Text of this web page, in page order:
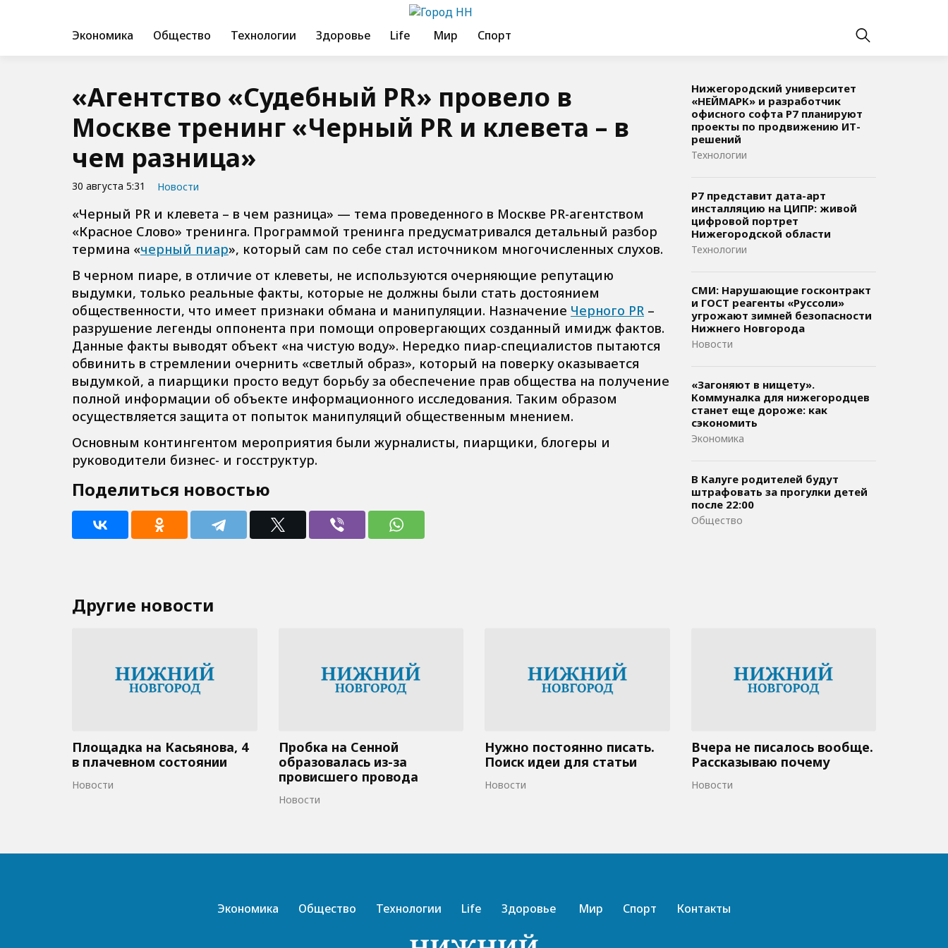
Экономика Общество Технологии Здоровье Life Мир Спорт
«Агентство «Судебный PR» провело в
Москве тренинг «Черный PR и клевета – в
чем разница»
30 августа 5:31 Новости
«Черный PR и клевета – в чем разница» — тема проведенного в Москве PR-агентством
«Красное Слово» тренинга. Программой тренинга предусматривался детальный разбор
термина «черный пиар», который сам по себе стал источником многочисленных слухов.
В черном пиаре, в отличие от клеветы, не используются очерняющие репутацию
выдумки, только реальные факты, которые не должны были стать достоянием
общественности, что имеет признаки обмана и манипуляции. Назначение Черного PR –
разрушение легенды оппонента при помощи опровергающих созданный имидж фактов.
Данные факты выводят объект «на чистую воду». Нередко пиар-специалистов пытаются
обвинить в стремлении очернить «светлый образ», который на поверку оказывается
выдумкой, а пиарщики просто ведут борьбу за обеспечение прав общества на получение
полной информации об объекте информационного исследования. Таким образом
осуществляется защита от попыток манипуляций общественным мнением.
Основным контингентом мероприятия были журналисты, пиарщики, блогеры и
руководители бизнес- и госструктур.
Поделиться новостью
Нижегородский университет
«НЕЙМАРК» и разработчик
офисного софта P7 планируют
проекты по продвижению ИТ-
решений
Технологии
Р7 представит дата-арт
инсталляцию на ЦИПР: живой
цифровой портрет
Нижегородской области
Технологии
СМИ: Нарушающие госконтракт
и ГОСТ реагенты «Руссоли»
угрожают зимней безопасности
Нижнего Новгорода
Новости
«Загоняют в нищету».
Коммуналка для нижегородцев
станет еще дороже: как
сэкономить
Экономика
В Калуге родителей будут
штрафовать за прогулки детей
после 22:00
Общество
Другие новости
Площадка на Касьянова, 4
в плачевном состоянии
Новости
Пробка на Сенной
образовалась из-за
провисшего провода
Новости
Нужно постоянно писать.
Поиск идеи для статьи
Новости
Вчера не писалось вообще.
Рассказываю почему
Новости
Экономика Общество Технологии Life Здоровье Мир Спорт Контакты